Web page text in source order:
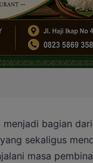
menjadi bagian
sekaligus
masa